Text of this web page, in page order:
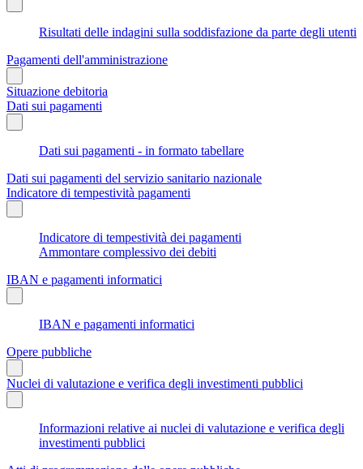
Risultati delle indagini sulla soddisfazione da parte degli utenti
Pagamenti dell'amministrazione
Situazione debitoria
Dati sui pagamenti
Dati sui pagamenti - in formato tabellare
Dati sui pagamenti del servizio sanitario nazionale
Indicatore di tempestività pagamenti
Indicatore di tempestività dei pagamenti
Ammontare complessivo dei debiti
IBAN e pagamenti informatici
IBAN e pagamenti informatici
Opere pubbliche
Nuclei di valutazione e verifica degli investimenti pubblici
Informazioni relative ai nuclei di valutazione e verifica degli
investimenti pubblici